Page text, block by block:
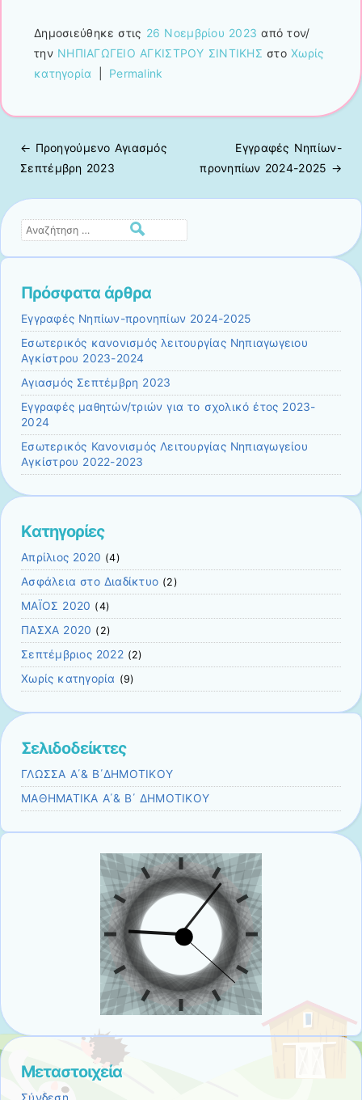
Δημοσιεύθηκε στις 26 Νοεμβρίου 2023 από τον/
την ΝΗΠΙΑΓΩΓΕΙΟ ΑΓΚΙΣΤΡΟΥ ΣΙΝΤΙΚΗΣ στοΧωρίς
κατηγορία
Permalink
Πλοήγηση άρθρων
← Προηγούμενo Αγιασμός
Σεπτέμβρη 2023
Εγγραφές Νηπίων-
προνηπίων 2024-2025 →
Αναζήτηση
Πρόσφατα άρθρα
Εγγραφές Νηπίων-προνηπίων 2024-2025
Εσωτερικός κανονισμός λειτουργίας Νηπιαγωγειου
Αγκίστρου 2023-2024
Αγιασμός Σεπτέμβρη 2023
Εγγραφές μαθητών/τριών για το σχολικό έτος 2023-
2024
Εσωτερικός Κανονισμός Λειτουργίας Νηπιαγωγείου
Αγκίστρου 2022-2023
Kατηγορίες
Απρίλιος 2020 (4)
Ασφάλεια στο Διαδίκτυο (2)
ΜΑΪΟΣ 2020 (4)
ΠΑΣΧΑ 2020 (2)
Σεπτέμβριος 2022(2)
Χωρίς κατηγορία (9)
Σελιδοδείκτες
ΓΛΩΣΣΑ Α΄& Β΄ΔΗΜΟΤΙΚΟΥ
ΜΑΘΗΜΑΤΙΚΑ Α΄& Β΄ ΔΗΜΟΤΙΚΟΥ
Μεταστοιχεία